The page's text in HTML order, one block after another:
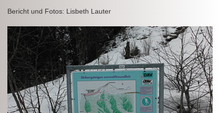
Bericht und Fotos: Lisbeth Lauter